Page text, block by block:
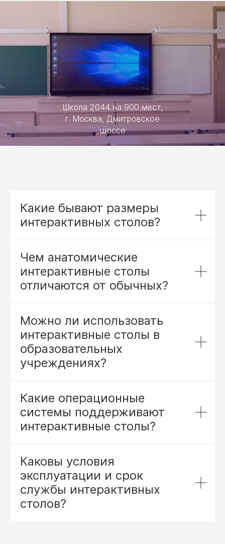
Школа 2044 на 900 мест,
г. Москва, Дмитровское
шоссе
Школа на 1100 мест г. Мытищи,
Московская область
Школа 2044 на 900 мест,
г. Москва, Дмитровское шоссе
Какие бывают размеры
интерактивных столов?
Чем анатомические
интерактивные столы
отличаются от обычных?
Можно ли использовать
интерактивные столы в
образовательных
учреждениях?
Какие операционные
системы поддерживают
интерактивные столы?
Каковы условия
эксплуатации и срок
службы интерактивных
столов?